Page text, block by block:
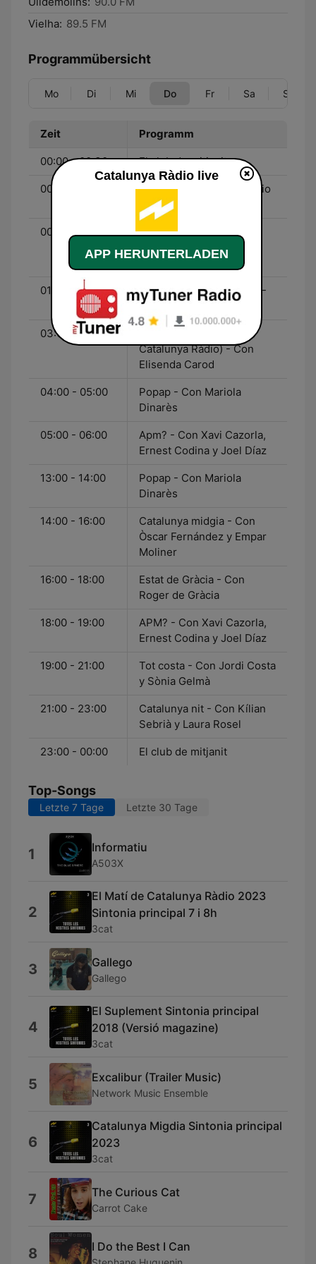
Vielha: 89.5 FM
Programmübersicht
Mo Di Mi Do Fr Sa So
Zeit Programm
00:00 - 00:30 El club de mitjanit
00:00 - 13:00
El matí de Catalunya Ràdio
- Con Mònica Terribas
00:30 - 01:00
Adolescents iCat - Con
Roger Carandell, Juliana
Canet y Joan Grivé
01:00 - 03:00
La nit dels ignorants 3.0 -
Con Xavier Solà
03:00 - 04:00
Catalunya Ràdio) - Con
Elisenda Carod
04:00 - 05:00
Popap - Con Mariola
Dinarès
05:00 - 06:00
Apm? - Con Xavi Cazorla,
Ernest Codina y Joel Díaz
13:00 - 14:00
Popap - Con Mariola
Dinarès
14:00 - 16:00
Catalunya midgia - Con
Òscar Fernández y Empar
Moliner
16:00 - 18:00
Estat de Gràcia - Con
Roger de Gràcia
18:00 - 19:00
APM? - Con Xavi Cazorla,
Ernest Codina y Joel Díaz
19:00 - 21:00
Tot costa - Con Jordi Costa
y Sònia Gelmà
21:00 - 23:00
Catalunya nit - Con Kílian
Sebrià y Laura Rosel
23:00 - 00:00 El club de mitjanit
Top-Songs
Letzte 7 Tage Letzte 30 Tage
1 Informatiu
A503X
2
El Matí de Catalunya Ràdio 2023
Sintonia principal 7 i 8h
3cat
3 Gallego
Gallego
4
El Suplement Sintonia principal
2018 (Versió magazine)
3cat
5 Excalibur (Trailer Music)
Network Music Ensemble
6
Catalunya Migdia Sintonia principal
2023
3cat
7 The Curious Cat
Carrot Cake
8 I Do the Best I Can
Catalunya Ràdio live
APP HERUNTERLADEN